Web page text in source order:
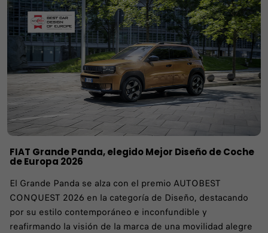
FIAT Grande Panda, elegido Mejor Diseño de Coche
de Europa 2026
El Grande Panda se alza con el premio AUTOBEST
CONQUEST 2026 en la categoría de Diseño, destacando
por su estilo contemporáneo e inconfundible y
reafirmando la visión de la marca de una movilidad alegre